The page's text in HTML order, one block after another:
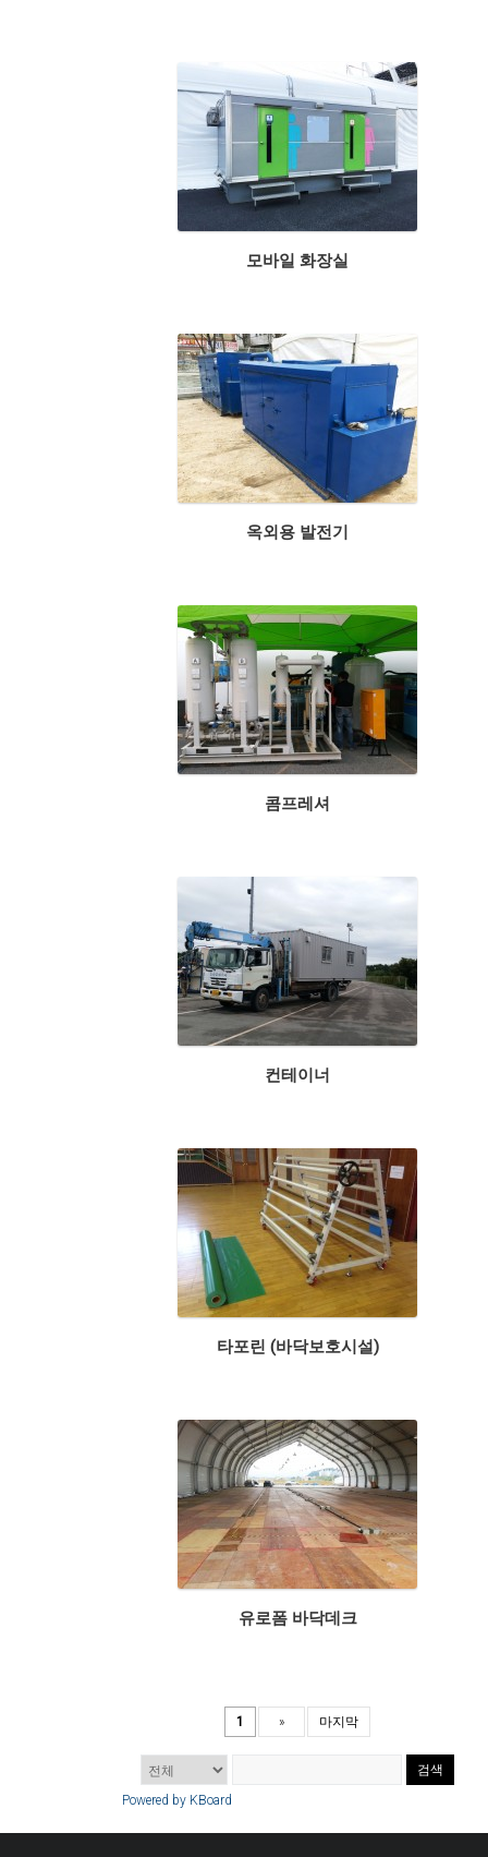
모바일 화장실
옥외용 발전기
콤프레셔
컨테이너
타포린 (바닥보호시설)
유로폼 바닥데크
1 » 마지막
검색
Powered by KBoard